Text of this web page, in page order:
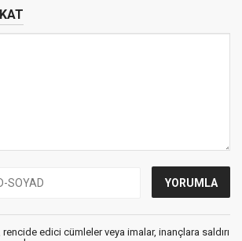
edici cümleler veya imalar, inançlara saldırı